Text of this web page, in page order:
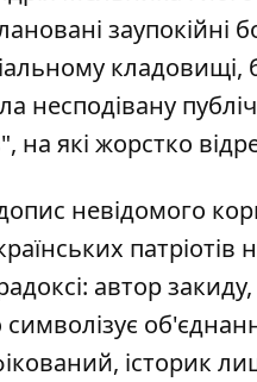
заупокійні
кладовищі,
несподівану
які жорстко
невідомого
патріотів
автор
історик